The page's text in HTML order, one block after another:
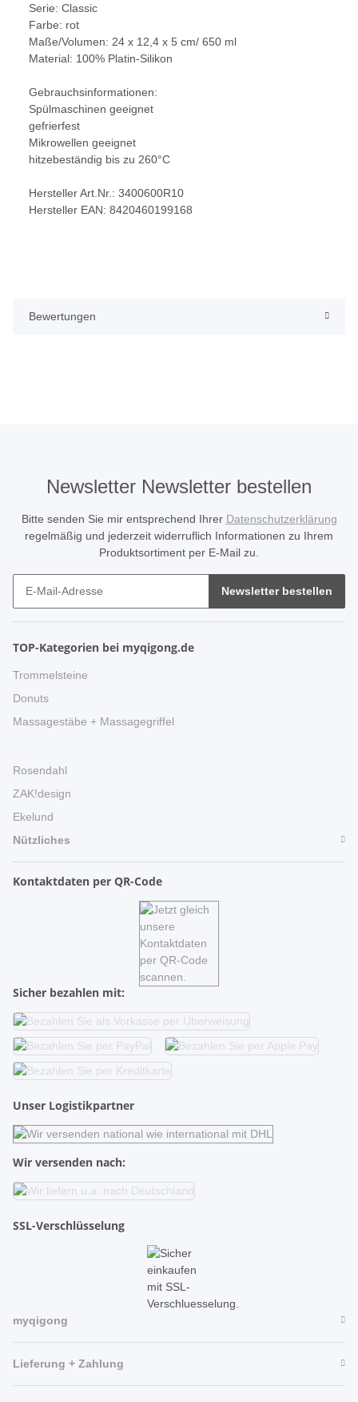
Serie: Classic
Farbe: rot
Maße/Volumen: 24 x 12,4 x 5 cm/ 650 ml
Material: 100% Platin-Silikon
Gebrauchsinformationen:
Spülmaschinen geeignet
gefrierfest
Mikrowellen geeignet
hitzebeständig bis zu 260°C
Hersteller Art.Nr.: 3400600R10
Hersteller EAN: 8420460199168
Bewertungen
Newsletter Newsletter bestellen
Bitte senden Sie mir entsprechend Ihrer Datenschutzerklärung
regelmäßig und jederzeit widerruflich Informationen zu Ihrem
Produktsortiment per E-Mail zu.
Newsletter bestellen
TOP-Kategorien bei myqigong.de
Trommelsteine
Donuts
Massagestäbe + Massagegriffel
Rosendahl
ZAK!design
Ekelund
Nützliches
Kontaktdaten per QR-Code
Sicher bezahlen mit:
Unser Logistikpartner
Wir versenden nach:
SSL-Verschlüsselung
myqigong
Lieferung + Zahlung